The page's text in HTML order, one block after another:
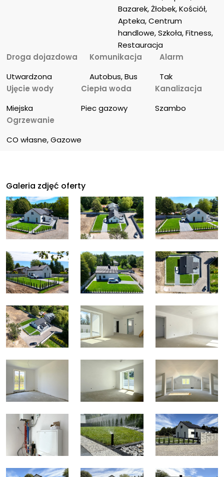
Bazarek, Żłobek, Kościół,
Apteka, Centrum
handlowe, Szkoła, Fitness,
Restauracja
Droga dojazdowa
Utwardzona
Komunikacja
Autobus, Bus
Alarm
Tak
Ujęcie wody
Miejska
Ciepła woda
Piec gazowy
Kanalizacja
Szambo
Ogrzewanie
CO własne, Gazowe
Galeria zdjęć oferty